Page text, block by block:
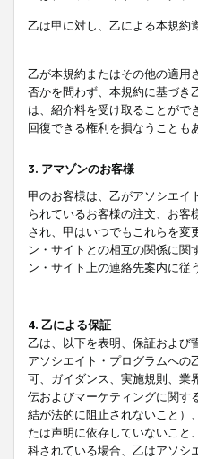
乙は甲に対し、乙による本規約
乙が本規約またはその他の適用
否かを問わず、本規約に基づき
は、紹介料を受け取ることがで
回復できる権利を損なうことも
3. アマゾンのお客様
甲のお客様は、乙がアソシエイ
られているお客様の注文、お
され、甲はいつでもこれらを変
ン・サイトとの相互の関係に関
ン・サイト上の連絡先案内に従
4. 乙による保証
乙は、以下を表明、保証および
アソシエイト・プログラムへの
可、ガイダンス、実施規則、業
伝およびマーケティングに関す
結が法的に阻止されないこと）
たは声明に依存していないこと
科されている場合、乙はアソシ